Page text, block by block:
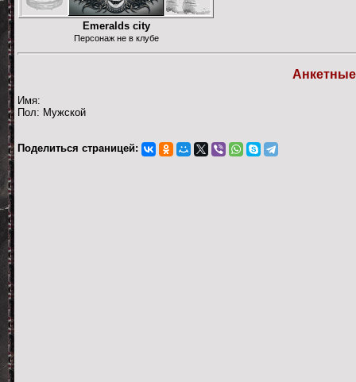
Emeralds city
Персонаж не в клубе
Имя:
Пол: Мужской
Поделиться страницей: